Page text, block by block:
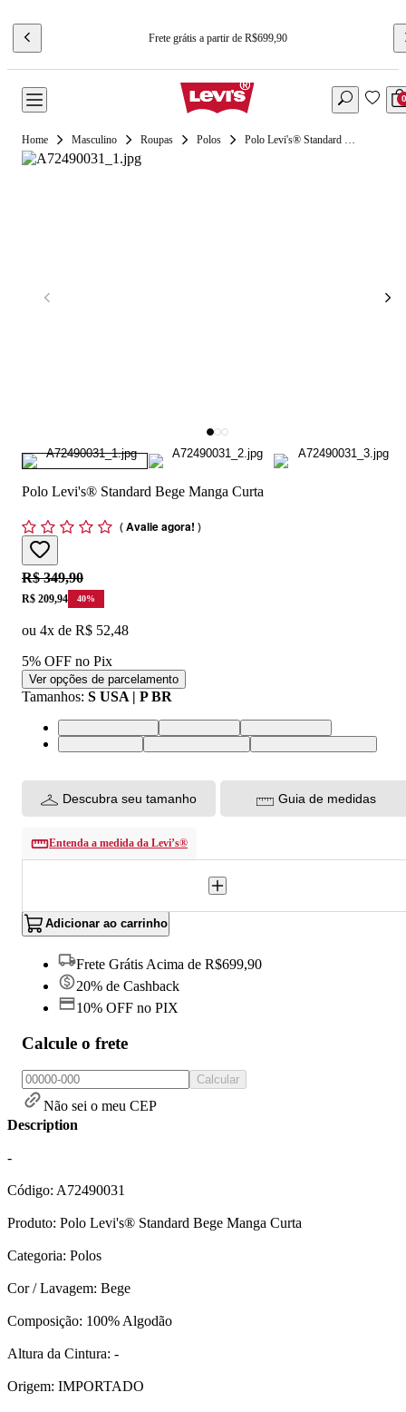
Frete grátis a partir de R$699,90
0
Masculino Roupas Polos Polo Levi's® Standard Bege Manga Curta
Polo Levi's® Standard Bege Manga Curta
(Avalie agora! )
Original price:
R$ 349,90
Price:
R$ 209,94 40%
ou 4x de R$ 52,48
5% OFF no Pix
Ver opções de parcelamento
Tamanhos: S USA | P BR
XS USA | PP BRS USA | P BRM USA | M BR
L USA | G BRXL USA | GG BRXXL USA | EGG BR
Descubra seu tamanho Guia de medidas
Entenda a medida da Levi’s®
Adicionar ao carrinho
Frete Grátis Acima de R$699,90
20% de Cashback
10% OFF no PIX
Calcule o frete
Calcular
Não sei o meu CEP
Description
-
Código: A72490031
Produto: Polo Levi's® Standard Bege Manga Curta
Categoria: Polos
Cor / Lavagem: Bege
Composição: 100% Algodão
Altura da Cintura: -
Origem: IMPORTADO